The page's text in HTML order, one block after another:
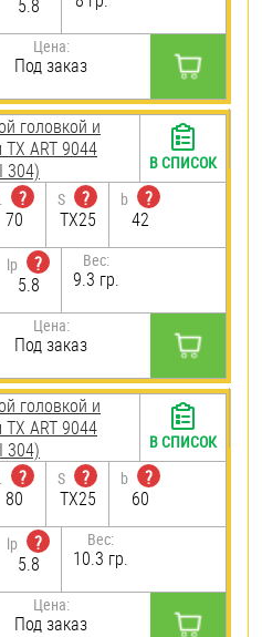
5.8
Цена:
Под заказ
головкой и
ART 9044
304)
?
70
S
?
TX25
b
?
42
lp
?
5.8
Вес:
9.3 гр.
Цена:
Под заказ
В СПИСОК
головкой и
ART 9044
304)
?
80
S
?
TX25
b
?
60
lp
?
5.8
Вес:
10.3 гр.
Цена:
Под заказ
В СПИСОК